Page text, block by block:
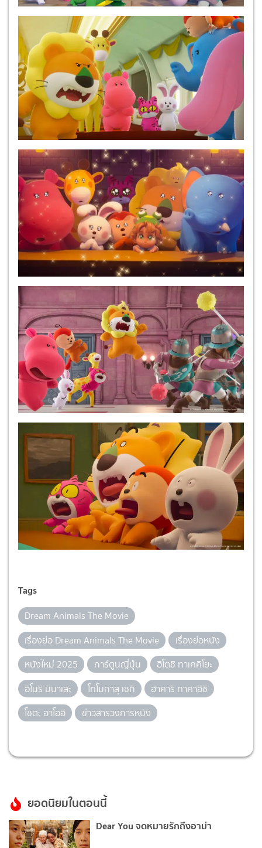
Tags
Dream Animals The Movie
เรื่องย่อ Dream Animals The Movie
เรื่องย่อหนัง
หนังใหม่ 2025
การ์ตูนญี่ปุ่น
ฮิโตชิ ทาเคคิโยะ
อิโนริ มินาเสะ
โทโมกาสุ เซกิ
ฮาคาริ ทาคาอิชิ
โชตะ อาโออิ
ข่าวสารวงการหนัง
ยอดนิยมในตอนนี้
Dear You จดหมายรักถึงอาม่า